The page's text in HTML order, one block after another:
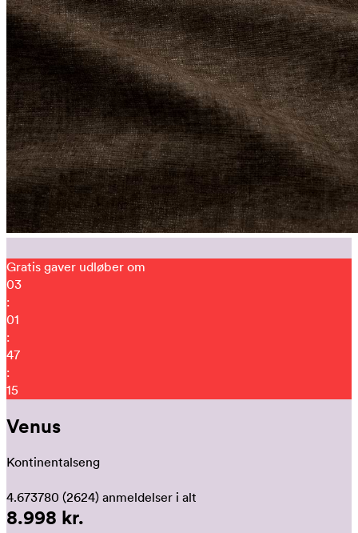
Gratis gaver udløber om
03
:
01
:
47
:
08
Venus
Kontinentalseng
4.673780 (2624) anmeldelser i alt
8.998 kr.